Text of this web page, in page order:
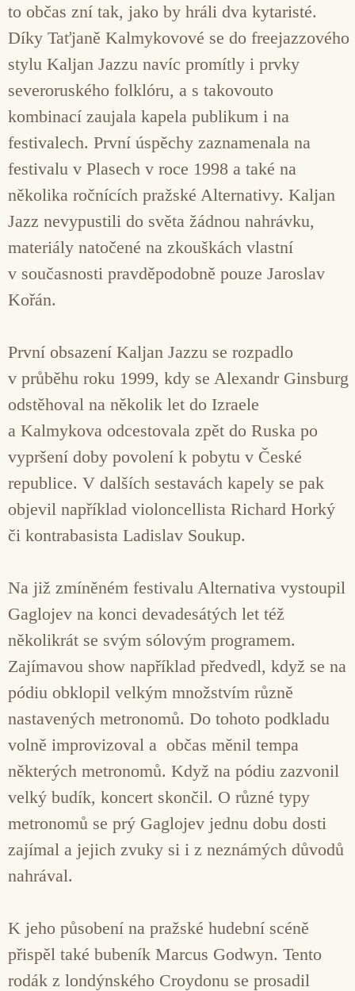
to občas zní tak, jako by hráli dva kytaristé.
Díky Taťjaně Kalmykovové se do freejazzového
stylu Kaljan Jazzu navíc promítly i prvky
severoruského folklóru, a s takovouto
kombinací zaujala kapela publikum i na
festivalech. První úspěchy zaznamenala na
festivalu v Plasech v roce 1998 a také na
několika ročnících pražské Alternativy. Kaljan
Jazz nevypustili do světa žádnou nahrávku,
materiály natočené na zkouškách vlastní
v současnosti pravděpodobně pouze Jaroslav
Kořán.
První obsazení Kaljan Jazzu se rozpadlo
v průběhu roku 1999, kdy se Alexandr Ginsburg
odstěhoval na několik let do Izraele
a Kalmykova odcestovala zpět do Ruska po
vypršení doby povolení k pobytu v České
republice. V dalších sestavách kapely se pak
objevil například violoncellista Richard Horký
či kontrabasista Ladislav Soukup.
Na již zmíněném festivalu Alternativa vystoupil
Gaglojev na konci devadesátých let též
několikrát se svým sólovým programem.
Zajímavou show například předvedl, když se na
pódiu obklopil velkým množstvím různě
nastavených metronomů. Do tohoto podkladu
volně improvizoval a občas měnil tempa
některých metronomů. Když na pódiu zazvonil
velký budík, koncert skončil. O různé typy
metronomů se prý Gaglojev jednu dobu dosti
zajímal a jejich zvuky si i z neznámých důvodů
nahrával.
K jeho působení na pražské hudební scéně
přispěl také bubeník Marcus Godwyn. Tento
rodák z londýnského Croydonu se prosadil